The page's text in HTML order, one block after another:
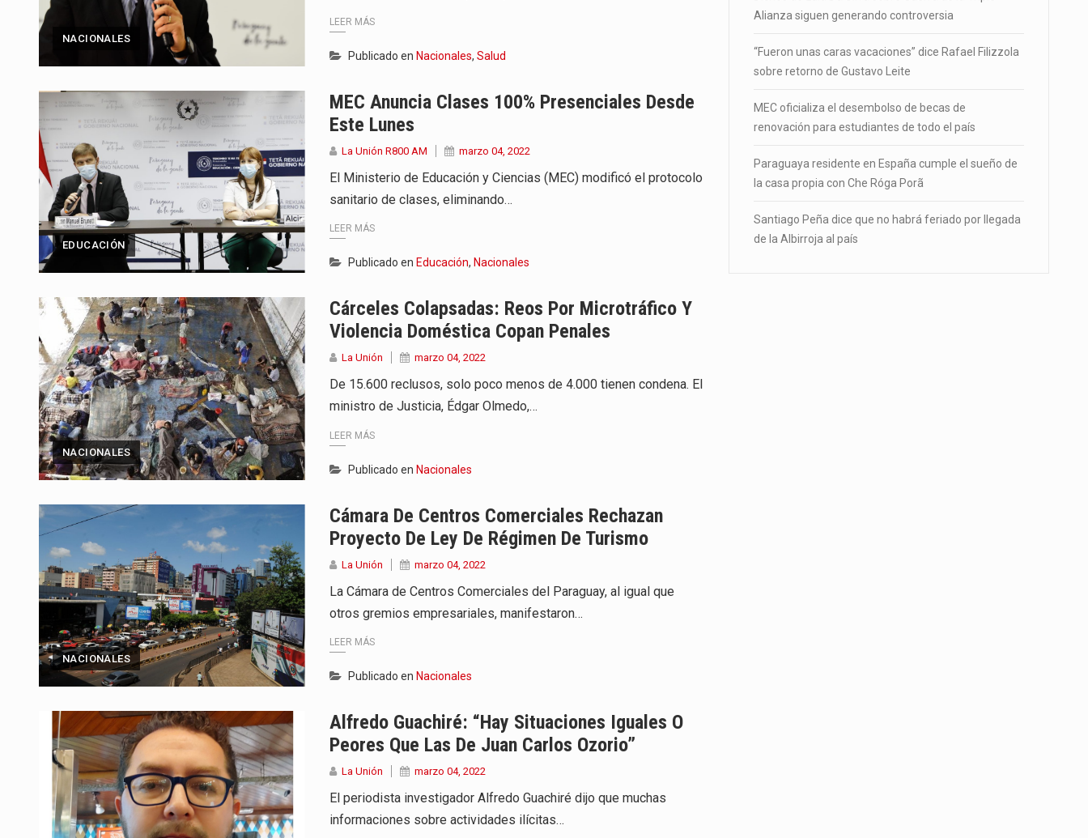
NACIONALES
LEER MÁS
Publicado en Nacionales, Salud
EDUCACIÓN
MEC Anuncia Clases 100% Presenciales Desde
Este Lunes
La Unión R800 AM marzo 04, 2022
El Ministerio de Educación y Ciencias (MEC) modificó el protocolo
sanitario de clases, eliminando…
LEER MÁS
Publicado en Educación, Nacionales
NACIONALES
Cárceles Colapsadas: Reos Por Microtráfico Y
Violencia Doméstica Copan Penales
La Unión marzo 04, 2022
De 15.600 reclusos, solo poco menos de 4.000 tienen condena. El
ministro de Justicia, Édgar Olmedo,…
LEER MÁS
Publicado en Nacionales
NACIONALES
Cámara De Centros Comerciales Rechazan
Proyecto De Ley De Régimen De Turismo
La Unión marzo 04, 2022
La Cámara de Centros Comerciales del Paraguay, al igual que
otros gremios empresariales, manifestaron…
LEER MÁS
Publicado en Nacionales
Alfredo Guachiré: “Hay Situaciones Iguales O
Peores Que Las De Juan Carlos Ozorio”
La Unión marzo 04, 2022
El periodista investigador Alfredo Guachiré dijo que muchas
informaciones sobre actividades ilícitas…
Alianza siguen generando controversia
“Fueron unas caras vacaciones” dice Rafael Filizzola
sobre retorno de Gustavo Leite
MEC oficializa el desembolso de becas de
renovación para estudiantes de todo el país
Paraguaya residente en España cumple el sueño de
la casa propia con Che Róga Porã
Santiago Peña dice que no habrá feriado por llegada
de la Albirroja al país